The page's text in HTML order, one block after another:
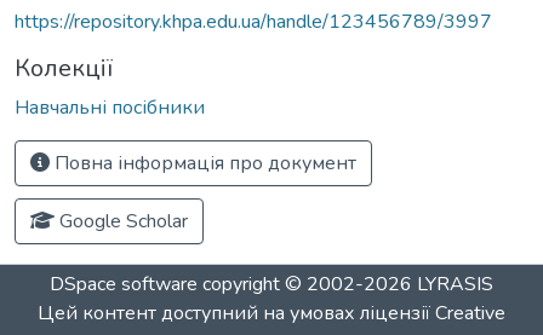
https://repository.khpa.edu.ua/handle/123456789/3997
Колекції
Навчальні посібники
Повна інформація про документ
Google Scholar
DSpace software copyright © 2002-2026 LYRASIS
Цей контент доступний на умовах ліцензіїCreative